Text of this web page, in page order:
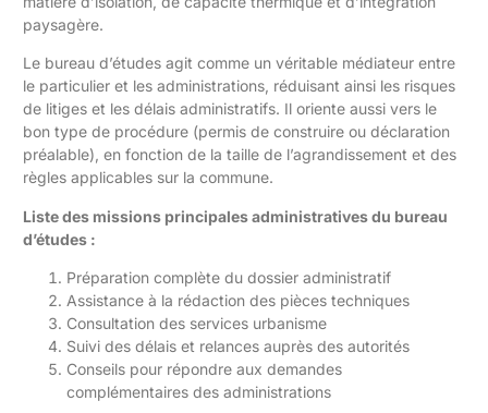
paysagère.
Le bureau d’études agit comme un véritable médiateur entre
le particulier et les administrations, réduisant ainsi les risques
de litiges et les délais administratifs. Il oriente aussi vers le
bon type de procédure (permis de construire ou déclaration
préalable), en fonction de la taille de l’agrandissement et des
règles applicables sur la commune.
Liste des missions principales administratives du bureau
d’études :
Préparation complète du dossier administratif
Assistance à la rédaction des pièces techniques
Consultation des services urbanisme
Suivi des délais et relances auprès des autorités
Conseils pour répondre aux demandes
complémentaires des administrations